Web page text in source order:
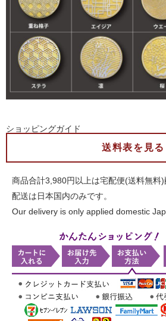
ショッピングガイド
送料表を見る
商品合計3,980円以上は宅配便(送料無料)
配送は日本国内のみです。
Our delivery is only applied domestic